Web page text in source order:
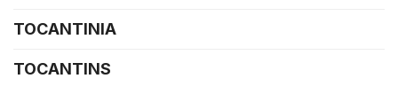
TOCANTINIA
TOCANTINS